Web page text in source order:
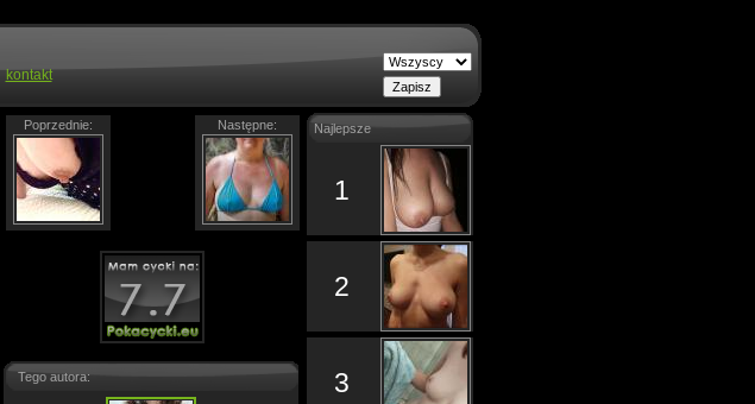
kontakt
Poprzednie: Następne:
Tego autora:
Najlepsze
1
2
3